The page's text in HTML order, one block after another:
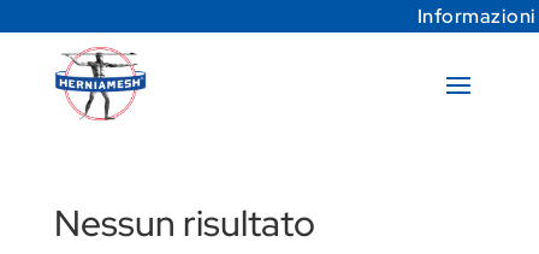
Informazioni
Nessun risultato